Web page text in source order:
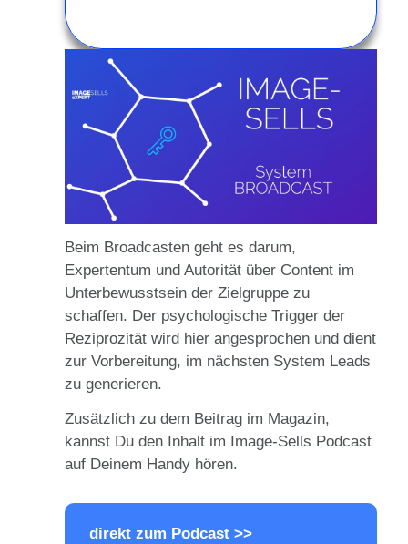
Beim Broadcasten geht es darum,
Expertentum und Autorität über Content im
Unterbewusstsein der Zielgruppe zu
schaffen. Der psychologische Trigger der
Reziprozität wird hier angesprochen und dient
zur Vorbereitung, im nächsten System Leads
zu generieren.
Zusätzlich zu dem Beitrag im Magazin,
kannst Du den Inhalt im Image-Sells Podcast
auf Deinem Handy hören.
direkt zum Podcast >>